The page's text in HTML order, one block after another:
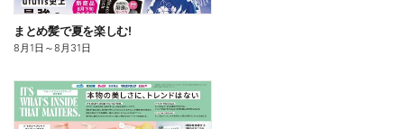
まとめ髪で夏を楽しむ!
8月1日 ～8月31日